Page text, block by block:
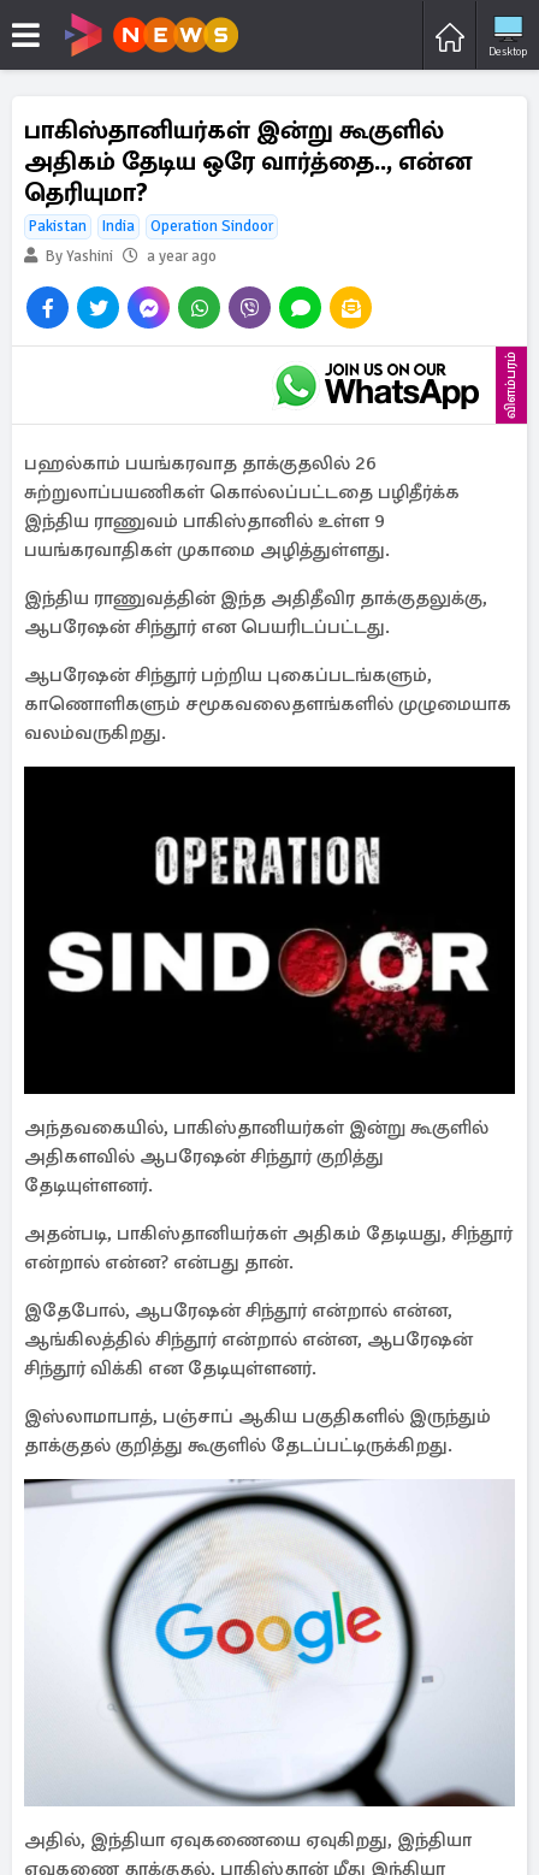
Desktop
பாகிஸ்தானியர்கள் இன்று கூகுளில்
அதிகம் தேடிய ஒரே வார்த்தை.., என்ன
தெரியுமா?
Pakistan India
Operation Sindoor
By Yashini
a year ago
விளம்பரம்
பஹல்காம் பயங்கரவாத தாக்குதலில் 26
சுற்றுலாப்பயணிகள் கொல்லப்பட்டதை பழிதீர்க்க
இந்திய ராணுவம் பாகிஸ்தானில் உள்ள 9
பயங்கரவாதிகள் முகாமை அழித்துள்ளது.
இந்திய ராணுவத்தின் இந்த அதிதீவிர தாக்குதலுக்கு,
ஆபரேஷன் சிந்தூர் என பெயரிடப்பட்டது.
ஆபரேஷன் சிந்தூர் பற்றிய புகைப்படங்களும்,
காணொளிகளும் சமூகவலைதளங்களில் முழுமையாக
வலம்வருகிறது.
அந்தவகையில், பாகிஸ்தானியர்கள் இன்று கூகுளில்
அதிகளவில் ஆபரேஷன் சிந்தூர் குறித்து
தேடியுள்ளனர்.
அதன்படி, பாகிஸ்தானியர்கள் அதிகம் தேடியது, சிந்தூர்
என்றால் என்ன? என்பது தான்.
இதேபோல், ஆபரேஷன் சிந்தூர் என்றால் என்ன,
ஆங்கிலத்தில் சிந்தூர் என்றால் என்ன, ஆபரேஷன்
சிந்தூர் விக்கி என தேடியுள்ளனர்.
இஸ்லாமாபாத், பஞ்சாப் ஆகிய பகுதிகளில் இருந்தும்
தாக்குதல் குறித்து கூகுளில் தேடப்பட்டிருக்கிறது.
அதில், இந்தியா ஏவுகணையை ஏவுகிறது, இந்தியா
ஏவுகணை தாக்குதல், பாகிஸ்தான் மீது இந்தியா